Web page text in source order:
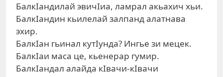
БалкIандилай эвичIиа, ламрал акьахич хьи.
БалкIандин кьилелай залпанд алатнава
эхир.
БалкIан гьинал кутIунда? Ингье зи мецек.
БалкIаи маса це, кьенерар гумир.
БалкIандал алайда кIвачи-кIвачи